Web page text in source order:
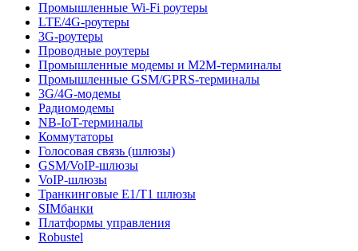
Промышленные Wi-Fi роутеры
LTE/4G-роутеры
3G-роутеры
Проводные роутеры
Промышленные модемы и M2M-терминалы
Промышленные GSM/GPRS-терминалы
3G/4G-модемы
Радиомодемы
NB-IoT-терминалы
Коммутаторы
Голосовая связь (шлюзы)
GSM/VoIP-шлюзы
VoIP-шлюзы
Транкинговые E1/T1 шлюзы
SIMбанки
Платформы управления
Robustel